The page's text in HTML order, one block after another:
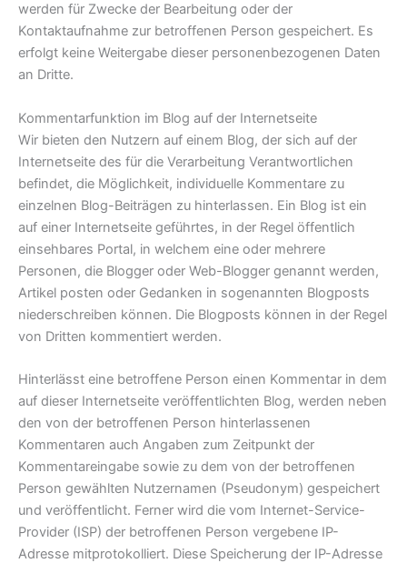
werden für Zwecke der Bearbeitung oder der
Kontaktaufnahme zur betroffenen Person gespeichert. Es
erfolgt keine Weitergabe dieser personenbezogenen Daten
an Dritte.
Kommentarfunktion im Blog auf der Internetseite
Wir bieten den Nutzern auf einem Blog, der sich auf der
Internetseite des für die Verarbeitung Verantwortlichen
befindet, die Möglichkeit, individuelle Kommentare zu
einzelnen Blog-Beiträgen zu hinterlassen. Ein Blog ist ein
auf einer Internetseite geführtes, in der Regel öffentlich
einsehbares Portal, in welchem eine oder mehrere
Personen, die Blogger oder Web-Blogger genannt werden,
Artikel posten oder Gedanken in sogenannten Blogposts
niederschreiben können. Die Blogposts können in der Regel
von Dritten kommentiert werden.
Hinterlässt eine betroffene Person einen Kommentar in dem
auf dieser Internetseite veröffentlichten Blog, werden neben
den von der betroffenen Person hinterlassenen
Kommentaren auch Angaben zum Zeitpunkt der
Kommentareingabe sowie zu dem von der betroffenen
Person gewählten Nutzernamen (Pseudonym) gespeichert
und veröffentlicht. Ferner wird die vom Internet-Service-
Provider (ISP) der betroffenen Person vergebene IP-
Adresse mitprotokolliert. Diese Speicherung der IP-Adresse